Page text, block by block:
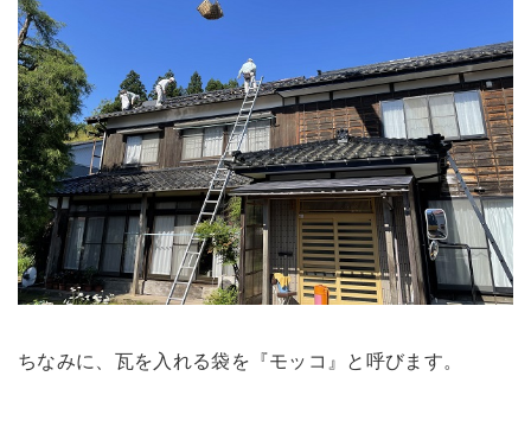
ちなみに、瓦を入れる袋を『モッコ』と呼びます。